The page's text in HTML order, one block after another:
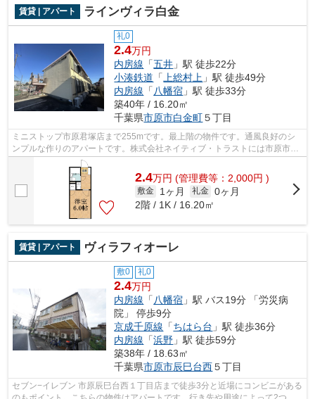
賃貸 | アパート ラインヴィラ白金
礼0
2.4万円
内房線 「五井 」駅 徒歩22分
小湊鉄道 「 上総村上 」駅 徒歩49分
内房線 「 八幡宿 」駅 徒歩33分
築40年 / 16.20㎡
千葉県市原市白金町５丁目
ミニストップ市原君塚店まで255mです。最上階の物件です。通風良好のシ
ンプルな作りのアパートです。株式会社ネイティブ・トラストには市原市エ
リアの賃貸情報が豊富にございます。ぜ...
2.4万円 (管理費等：2,000円 )
敷金 1ヶ月 礼金 0ヶ月
2階 / 1K / 16.20㎡
賃貸 | アパート ヴィラフィオーレ
敷0 礼0
2.4万円
内房線 「 八幡宿 」駅 バス19分 「労災病
院」 停歩9分
京成千原線 「ちはら台 」駅 徒歩36分
内房線 「浜野 」駅 徒歩59分
築38年 / 18.63㎡
千葉県市原市辰巳台西５丁目
セブン−イレブン 市原辰巳台西１丁目店まで徒歩3分と近場にコンビニがある